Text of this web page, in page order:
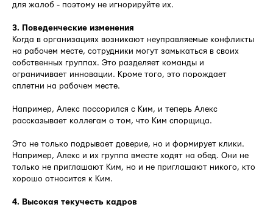
для жалоб - поэтому не игнорируйте их.
3. Поведенческие изменения
Когда в организациях возникают неуправляемые конфликты
на рабочем месте, сотрудники могут замыкаться в своих
собственных группах. Это разделяет команды и
ограничивает инновации. Кроме того, это порождает
сплетни на рабочем месте.
Например, Алекс поссорился с Ким, и теперь Алекс
рассказывает коллегам о том, что Ким спорщица.
Это не только подрывает доверие, но и формирует клики.
Например, Алекс и их группа вместе ходят на обед. Они не
только не приглашают Ким, но и не приглашают никого, кто
хорошо относится к Ким.
4. Высокая текучесть кадров